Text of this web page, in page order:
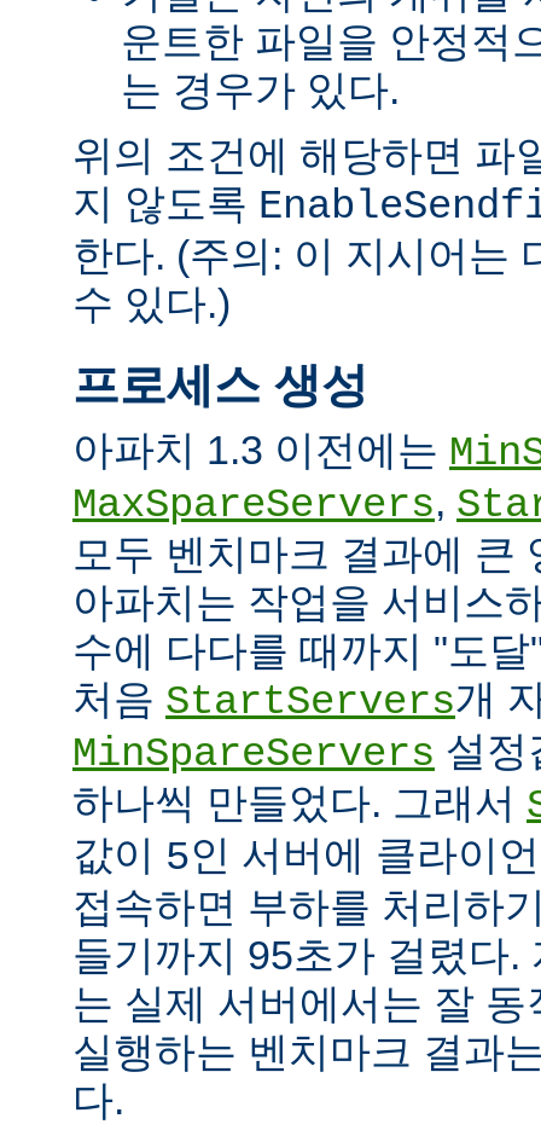
운트한 파일을 안정적
는 경우가 있다.
위의 조건에 해당하면 파
지 않도록
한다. (주의: 이 지시어는
수 있다.)
프로세스 생성
아파치 1.3 이전에는
MaxSpareServers,
모두 벤치마크 결과에 큰
아파치는 작업을 서비스
수에 다다를 때까지 "도
처음 StartServers개
MinSpareServers 설정
하나씩 만들었다. 그래서
값이 5인 서버에 클라이
접속하면 부하를 처리하
들기까지 95초가 걸렸다.
는 실제 서버에서는 잘
실행하는 벤치마크 결과
다.